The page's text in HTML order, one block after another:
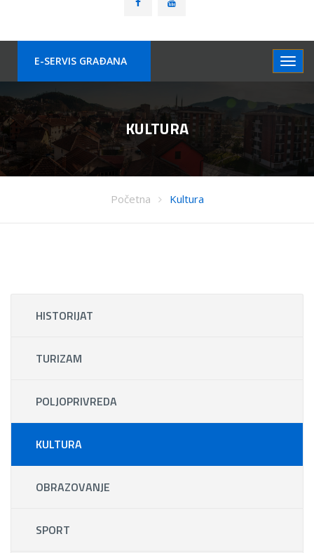
E-SERVIS GRAÐANA
KULTURA
Početna Kultura
HISTORIJAT
TURIZAM
POLJOPRIVREDA
KULTURA
OBRAZOVANJE
SPORT